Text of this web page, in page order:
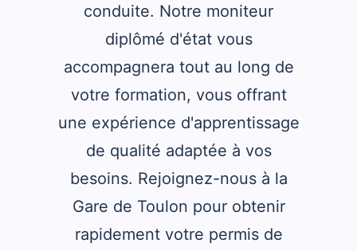
conduite. Notre moniteur
diplômé d'état vous
accompagnera tout au long de
votre formation, vous offrant
une expérience d'apprentissage
de qualité adaptée à vos
besoins. Rejoignez-nous à la
Gare de Toulon pour obtenir
rapidement votre permis de